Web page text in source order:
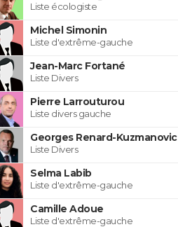
Liste écologiste
Michel Simonin
Liste d'extrême-gauche
Jean-Marc Fortané
Liste Divers
Pierre Larrouturou
Liste divers gauche
Georges Renard-Kuzmanovic
Liste Divers
Selma Labib
Liste d'extrême-gauche
Camille Adoue
Liste d'extrême-gauche